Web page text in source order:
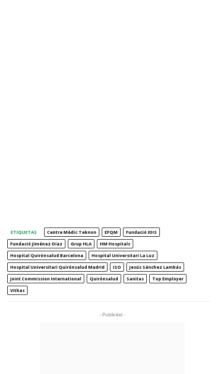
ETIQUETAS Centre Mèdic Teknon EFQM
Fundació IDIS
Fundació Jiménez Díaz
Grup HLA
HM Hospitals
Hospital Quirónsalud Barcelona
Hospital Universitari La Luz
Hospital Universitari Quirónsalud Madrid
ISO
Jesús Sánchez Lambás
Joint Commission International
Quirónsalud Sanitas
Top Employer
Vithas
- Publicitat -